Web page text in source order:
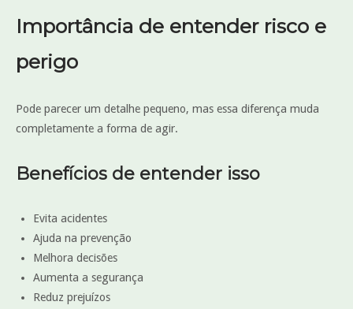
Importância de entender risco e
perigo
Pode parecer um detalhe pequeno, mas essa diferença muda
completamente a forma de agir.
Benefícios de entender isso
Evita acidentes
Ajuda na prevenção
Melhora decisões
Aumenta a segurança
Reduz prejuízos